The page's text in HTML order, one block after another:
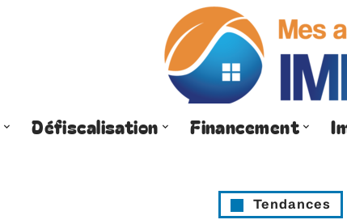
Défiscalisation Financement
Tendances